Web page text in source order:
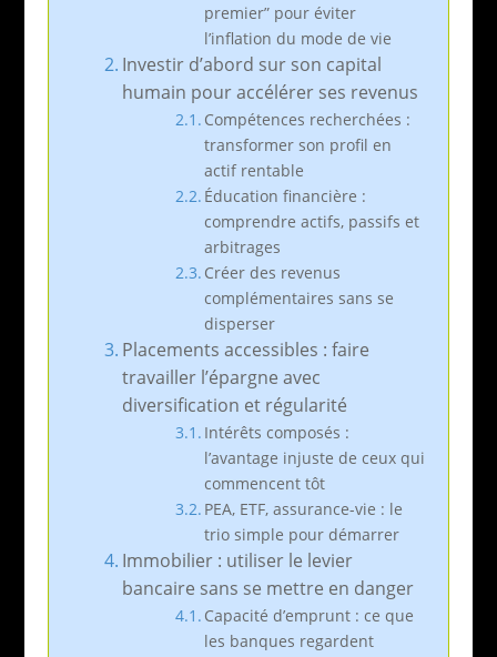
premier” pour éviter
l’inflation du mode de vie
Investir d’abord sur son capital
humain pour accélérer ses revenus
Compétences recherchées :
transformer son profil en
actif rentable
Éducation financière :
comprendre actifs, passifs et
arbitrages
Créer des revenus
complémentaires sans se
disperser
Placements accessibles : faire
travailler l’épargne avec
diversification et régularité
Intérêts composés :
l’avantage injuste de ceux qui
commencent tôt
PEA, ETF, assurance-vie : le
trio simple pour démarrer
Immobilier : utiliser le levier
bancaire sans se mettre en danger
Capacité d’emprunt : ce que
les banques regardent